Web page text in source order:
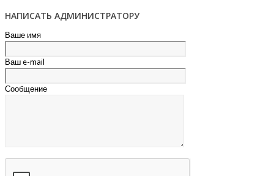
НАПИСАТЬ АДМИНИСТРАТОРУ
Ваше имя
Ваш e-mail
Сообщение